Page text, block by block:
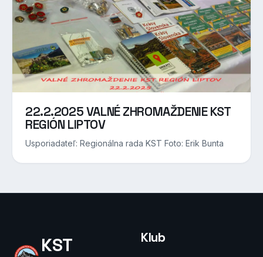
22.2.2025 VALNÉ ZHROMAŽDENIE KST
REGIÓN LIPTOV
Usporiadateľ: Regionálna rada KST Foto: Erik Bunta
KST
Klub